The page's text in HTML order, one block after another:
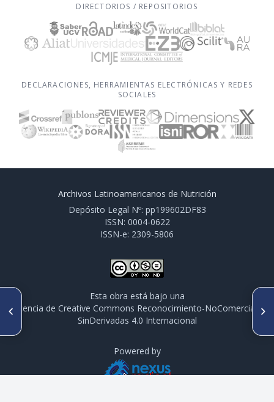
ARTÍCULO ANTERIOR
P320/S5-P65 QUALIDADE DOS
SERVIÇOS DE SAÚDE EM MATO
SIGUIENTE ARTÍCULO
P322/S6-P1 CONCENTRACIÓN
DE PLOMO EN AGUA DE
DIRECTORIOS / REPOSITORIOS
DECLARACIONES, HERRAMIENTAS ELECTRÓNICAS Y REDES
SOCIALES
Archivos Latinoamericanos de Nutrición
Depósito Legal Nº: pp199602DF83
ISSN: 0004-0622
ISSN-e: 2309-5806
Esta obra está bajo una
licencia de Creative Commons Reconocimiento-NoComercial-
SinDerivadas 4.0 Internacional
Powered by